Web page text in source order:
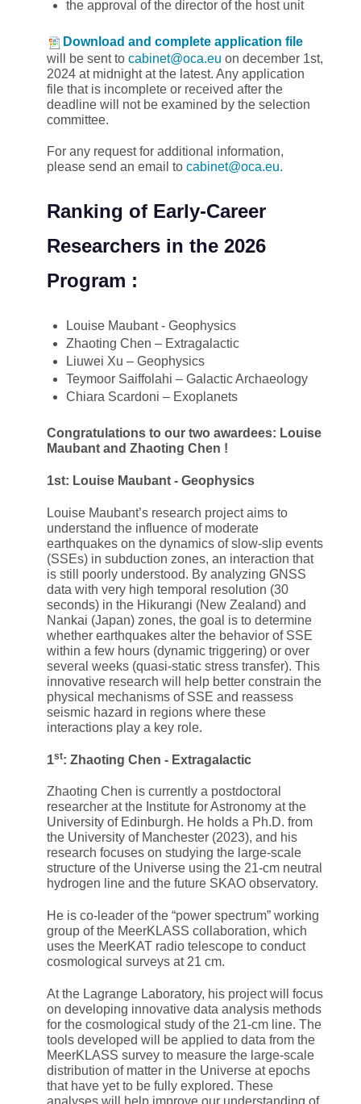
the approval of the director of the host unit
Download and complete application file
will be sent to cabinet@oca.eu on december 1st,
2024 at midnight at the latest. Any application
file that is incomplete or received after the
deadline will not be examined by the selection
committee.
For any request for additional information,
please send an email to cabinet@oca.eu.
Ranking of Early-Career
Researchers in the 2026
Program :
Louise Maubant - Geophysics
Zhaoting Chen – Extragalactic
Liuwei Xu – Geophysics
Teymoor Saiffolahi – Galactic Archaeology
Chiara Scardoni – Exoplanets
Congratulations to our two awardees: Louise
Maubant and Zhaoting Chen !
1st: Louise Maubant - Geophysics
Louise Maubant’s research project aims to
understand the influence of moderate
earthquakes on the dynamics of slow-slip events
(SSEs) in subduction zones, an interaction that
is still poorly understood. By analyzing GNSS
data with very high temporal resolution (30
seconds) in the Hikurangi (New Zealand) and
Nankai (Japan) zones, the goal is to determine
whether earthquakes alter the behavior of SSE
within a few hours (dynamic triggering) or over
several weeks (quasi-static stress transfer). This
innovative research will help better constrain the
physical mechanisms of SSE and reassess
seismic hazard in regions where these
interactions play a key role.
1st: Zhaoting Chen - Extragalactic
Zhaoting Chen is currently a postdoctoral
researcher at the Institute for Astronomy at the
University of Edinburgh. He holds a Ph.D. from
the University of Manchester (2023), and his
research focuses on studying the large-scale
structure of the Universe using the 21-cm neutral
hydrogen line and the future SKAO observatory.
He is co-leader of the “power spectrum” working
group of the MeerKLASS collaboration, which
uses the MeerKAT radio telescope to conduct
cosmological surveys at 21 cm.
At the Lagrange Laboratory, his project will focus
on developing innovative data analysis methods
for the cosmological study of the 21-cm line. The
tools developed will be applied to data from the
MeerKLASS survey to measure the large-scale
distribution of matter in the Universe at epochs
that have yet to be fully explored. These
analyses will help improve our understanding of